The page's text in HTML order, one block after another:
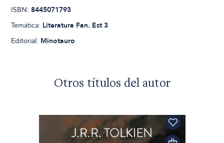
ISBN:8445071793
Temática: Literatura Fan. Est 3
Editorial: Minotauro
Otros títulos del autor